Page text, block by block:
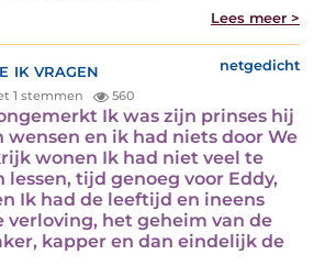
Lees meer >
ik vragen netgedicht
1 stemmen 560
Ik was zijn prinses hij
en ik had niets door We
wonen Ik had niet veel te
lessen, tijd genoeg voor Eddy,
Ik had de leeftijd en ineens
verloving, het geheim van de
kapper en dan eindelijk de